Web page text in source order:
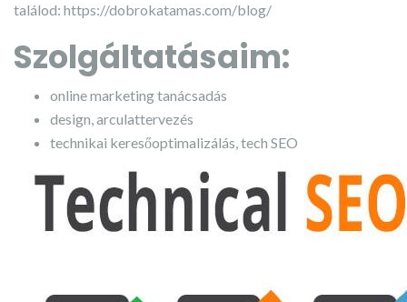
találod: https://dobrokatamas.com/blog/
Szolgáltatásaim:
online marketing tanácsadás
design, arculattervezés
technikai keresőoptimalizálás, tech SEO